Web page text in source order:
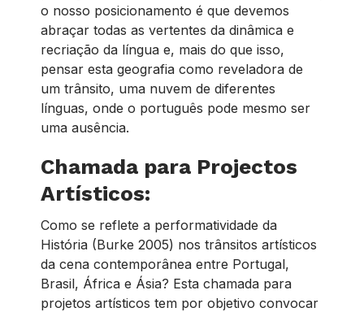
o nosso posicionamento é que devemos
abraçar todas as vertentes da dinâmica e
recriação da língua e, mais do que isso,
pensar esta geografia como reveladora de
um trânsito, uma nuvem de diferentes
línguas, onde o português pode mesmo ser
uma ausência.
Chamada para Projectos
Artísticos:
Como se reflete a performatividade da
História (Burke 2005) nos trânsitos artísticos
da cena contemporânea entre Portugal,
Brasil, África e Ásia? Esta chamada para
projetos artísticos tem por objetivo convocar